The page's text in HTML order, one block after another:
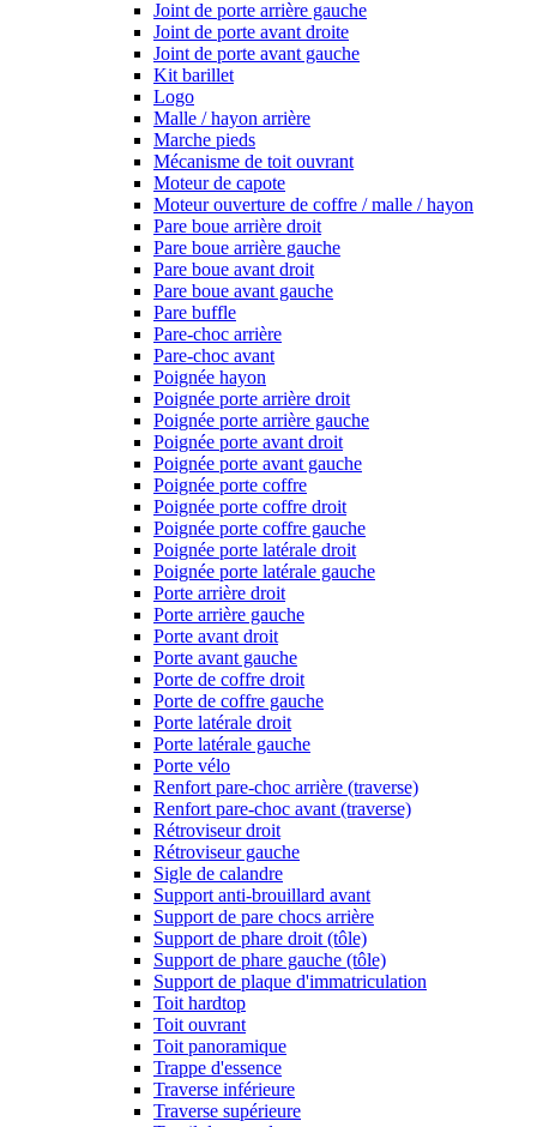
Joint de porte arrière gauche
Joint de porte avant droite
Joint de porte avant gauche
Kit barillet
Logo
Malle / hayon arrière
Marche pieds
Mécanisme de toit ouvrant
Moteur de capote
Moteur ouverture de coffre / malle / hayon
Pare boue arrière droit
Pare boue arrière gauche
Pare boue avant droit
Pare boue avant gauche
Pare buffle
Pare-choc arrière
Pare-choc avant
Poignée hayon
Poignée porte arrière droit
Poignée porte arrière gauche
Poignée porte avant droit
Poignée porte avant gauche
Poignée porte coffre
Poignée porte coffre droit
Poignée porte coffre gauche
Poignée porte latérale droit
Poignée porte latérale gauche
Porte arrière droit
Porte arrière gauche
Porte avant droit
Porte avant gauche
Porte de coffre droit
Porte de coffre gauche
Porte latérale droit
Porte latérale gauche
Porte vélo
Renfort pare-choc arrière (traverse)
Renfort pare-choc avant (traverse)
Rétroviseur droit
Rétroviseur gauche
Sigle de calandre
Support anti-brouillard avant
Support de pare chocs arrière
Support de phare droit (tôle)
Support de phare gauche (tôle)
Support de plaque d'immatriculation
Toit hardtop
Toit ouvrant
Toit panoramique
Trappe d'essence
Traverse inférieure
Traverse supérieure